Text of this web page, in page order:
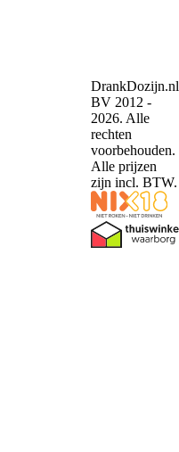
DrankDozijn.nl
BV 2012 -
2026. Alle
rechten
voorbehouden.
Alle prijzen
zijn incl. BTW.